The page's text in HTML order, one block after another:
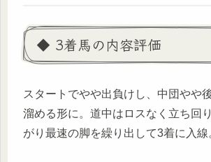
◆ 3着馬の内容評価
スタートでやや出負けし、中団やや
溜める形に。道中はロスなく立ち回
がり最速の脚を繰り出して3着に入線